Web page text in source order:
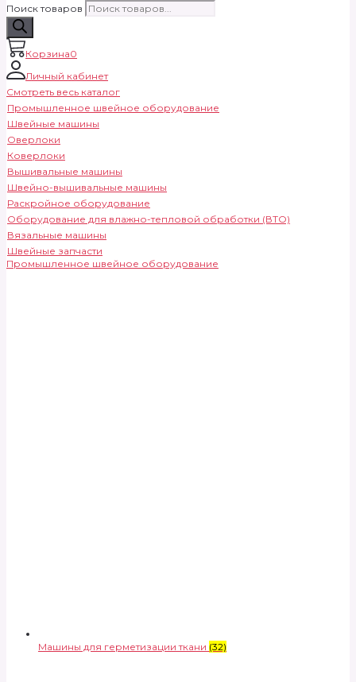
Поиск товаров
Корзина0
Личный кабинет
Смотреть весь каталог
Промышленное швейное оборудование
Швейные машины
Оверлоки
Коверлоки
Вышивальные машины
Швейно-вышивальные машины
Раскройное оборудование
Оборудование для влажно-тепловой обработки (ВТО)
Вязальные машины
Швейные запчасти
Промышленное швейное оборудование
Машины для герметизации ткани (32)